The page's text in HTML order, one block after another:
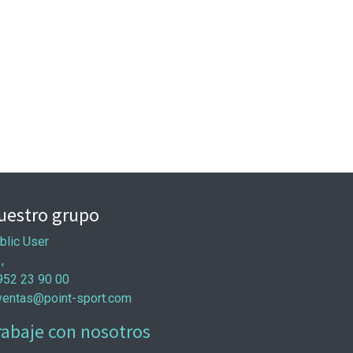
grupo
User
23 90 00
sport.com
con nosotros